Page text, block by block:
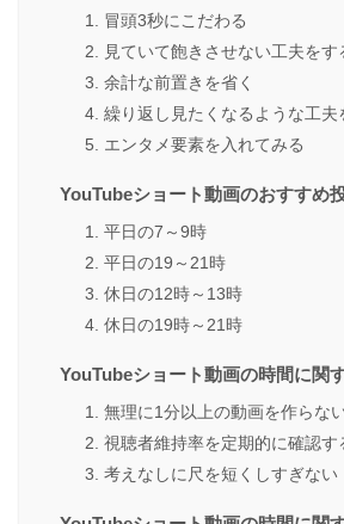
1. 冒頭3秒にこだわる
2. 見ていて飽きさせない工夫をす
3. 余計な前置きを省く
4. 繰り返し見たくなるような工夫
5. エンタメ要素を入れてみる
YouTubeショート動画のおすすめ
1. 平日の7～9時
2. 平日の19～21時
3. 休日の12時～13時
4. 休日の19時～21時
YouTubeショート動画の時間に関
1. 無理に1分以上の動画を作らな
2. 視聴者維持率を定期的に確認す
3. 考えなしに尺を短くしすぎない